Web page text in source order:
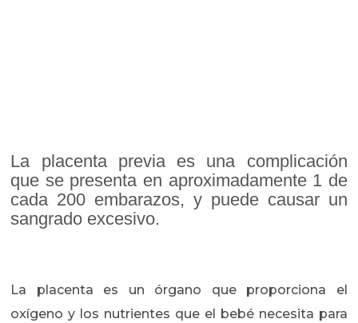
La placenta previa es una complicación
que se presenta en aproximadamente 1 de
cada 200 embarazos, y puede causar un
sangrado excesivo.
La placenta es un órgano que proporciona el
oxígeno y los nutrientes que el bebé necesita para